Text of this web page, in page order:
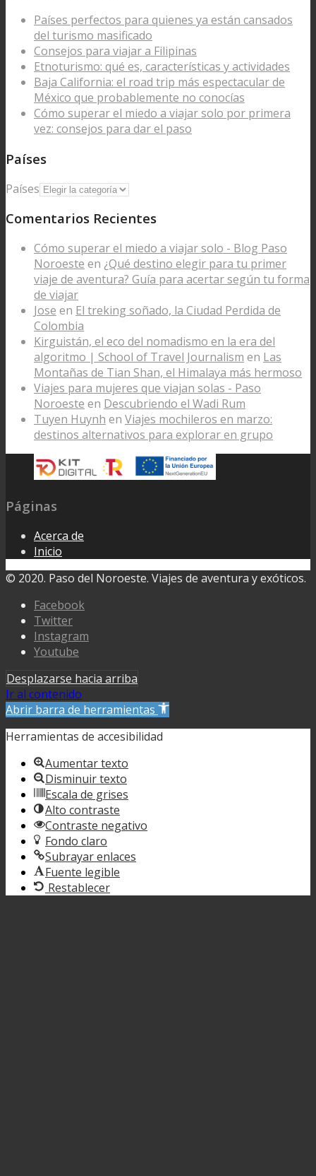
Países perfectos para quienes ya están cansados
del turismo masificado
Consejos para viajar a Filipinas
Etnoturismo: qué es, características y actividades
Baja California: el road trip más espectacular de
México que probablemente no conocías
Cómo superar el miedo a viajar solo por primera
vez: consejos para dar el paso
Países
Países
Comentarios Recientes
Cómo superar el miedo a viajar solo - Blog Paso
Noroeste en ¿Qué destino elegir para tu primer
viaje de aventura? Guía para acertar según tu forma
de viajar
Jose en El treking soñado, la Ciudad Perdida de
Colombia
Kirguistán, el eco del nomadismo en la era del
algoritmo | School of Travel Journalism en Las
Montañas de Tian Shan, el Himalaya más hermoso
Viajes para mujeres que viajan solas - Paso
Noroeste en Descubriendo el Wadi Rum
Tuyen Huynh en Viajes mochileros en marzo:
destinos alternativos para explorar en grupo
Páginas
Acerca de
Inicio
© 2020. Paso del Noroeste. Viajes de aventura y exóticos.
Facebook
Twitter
Instagram
Youtube
Desplazarse hacia arriba
Ir al contenido
Abrir barra de herramientas
Herramientas de accesibilidad
Aumentar texto
Disminuir texto
Escala de grises
Alto contraste
Contraste negativo
Fondo claro
Subrayar enlaces
Fuente legible
Restablecer